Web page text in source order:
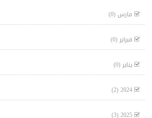
مارس (0)
فبراير (0)
يناير (0)
(2)
(3)